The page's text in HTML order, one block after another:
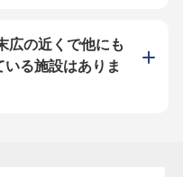
る業務を通じてスキルアップが目指
せます。 経験が浅い方も、先輩ス
タッフが丁寧にサポートしますので
ご安心ください。チームワークを大
広の近くで他にも
る施設はありま